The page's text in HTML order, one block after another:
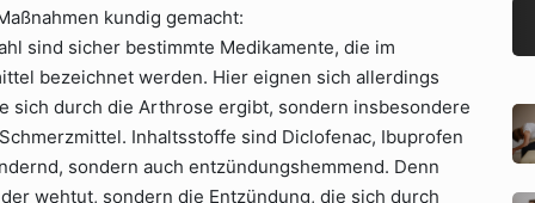
kundig gemacht:
sind sicher bestimmte Medikamente, die im
bezeichnet werden. Hier eignen sich allerdings
sich durch die Arthrose ergibt, sondern insbesondere
Inhaltsstoffe sind Diclofenac, Ibuprofen
sondern auch entzündungshemmend. Denn
wehtut, sondern die Entzündung, die sich durch